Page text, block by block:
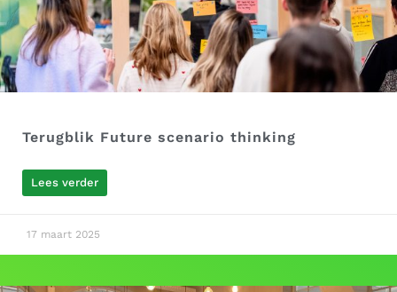
Terugblik Future scenario thinking
Lees verder
17 maart 2025